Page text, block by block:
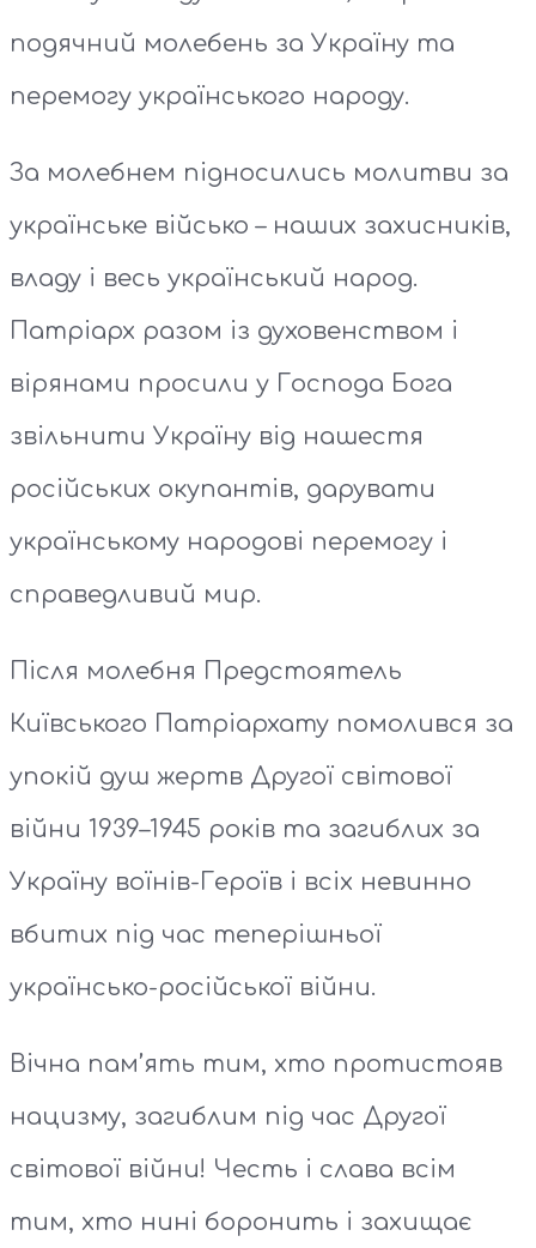
подячний молебень за Україну та
перемогу українського народу.
За молебнем підносились молитви за
українське військо – наших захисників,
владу і весь український народ.
Патріарх разом із духовенством і
вірянами просили у Господа Бога
звільнити Україну від нашестя
російських окупантів, дарувати
українському народові перемогу і
справедливий мир.
Після молебня Предстоятель
Київського Патріархату помолився за
упокій душ жертв Другої світової
війни 1939–1945 років та загиблих за
Україну воїнів-Героїв і всіх невинно
вбитих під час теперішньої
українсько-російської війни.
Вічна пам’ять тим, хто протистояв
нацизму, загиблим під час Другої
світової війни! Честь і слава всім
тим, хто нині боронить і захищає